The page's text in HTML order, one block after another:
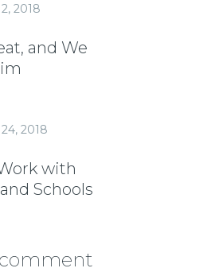
2018
and We
2018
with
Schools
comment